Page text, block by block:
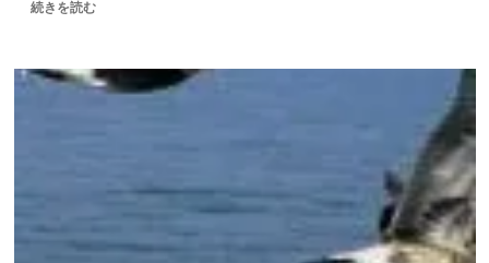
続きを読む